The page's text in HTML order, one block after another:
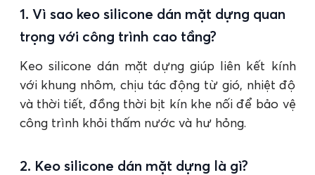
1. Vì sao keo silicone dán mặt dựng quan
trọng với công trình cao tầng?
Keo silicone dán mặt dựng giúp liên kết kính
với khung nhôm, chịu tác động từ gió, nhiệt độ
và thời tiết, đồng thời bịt kín khe nối để bảo vệ
công trình khỏi thấm nước và hư hỏng.
2. Keo silicone dán mặt dựng là gì?